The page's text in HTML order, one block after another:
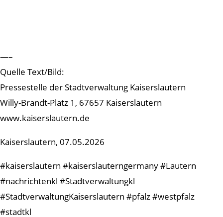
—–
Quelle Text/Bild:
Pressestelle der Stadtverwaltung Kaiserslautern
Willy-Brandt-Platz 1, 67657 Kaiserslautern
www.kaiserslautern.de
Kaiserslautern, 07.05.2026
#kaiserslautern #kaiserslauterngermany #Lautern
#nachrichtenkl #Stadtverwaltungkl
#StadtverwaltungKaiserslautern #pfalz #westpfalz
#stadtkl